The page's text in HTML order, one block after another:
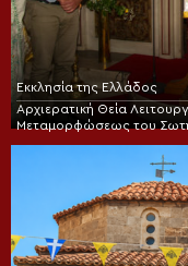
Εκκλησία της Ελλάδος
Αρχιερατική Θεία
Μεταμορφώσεως του